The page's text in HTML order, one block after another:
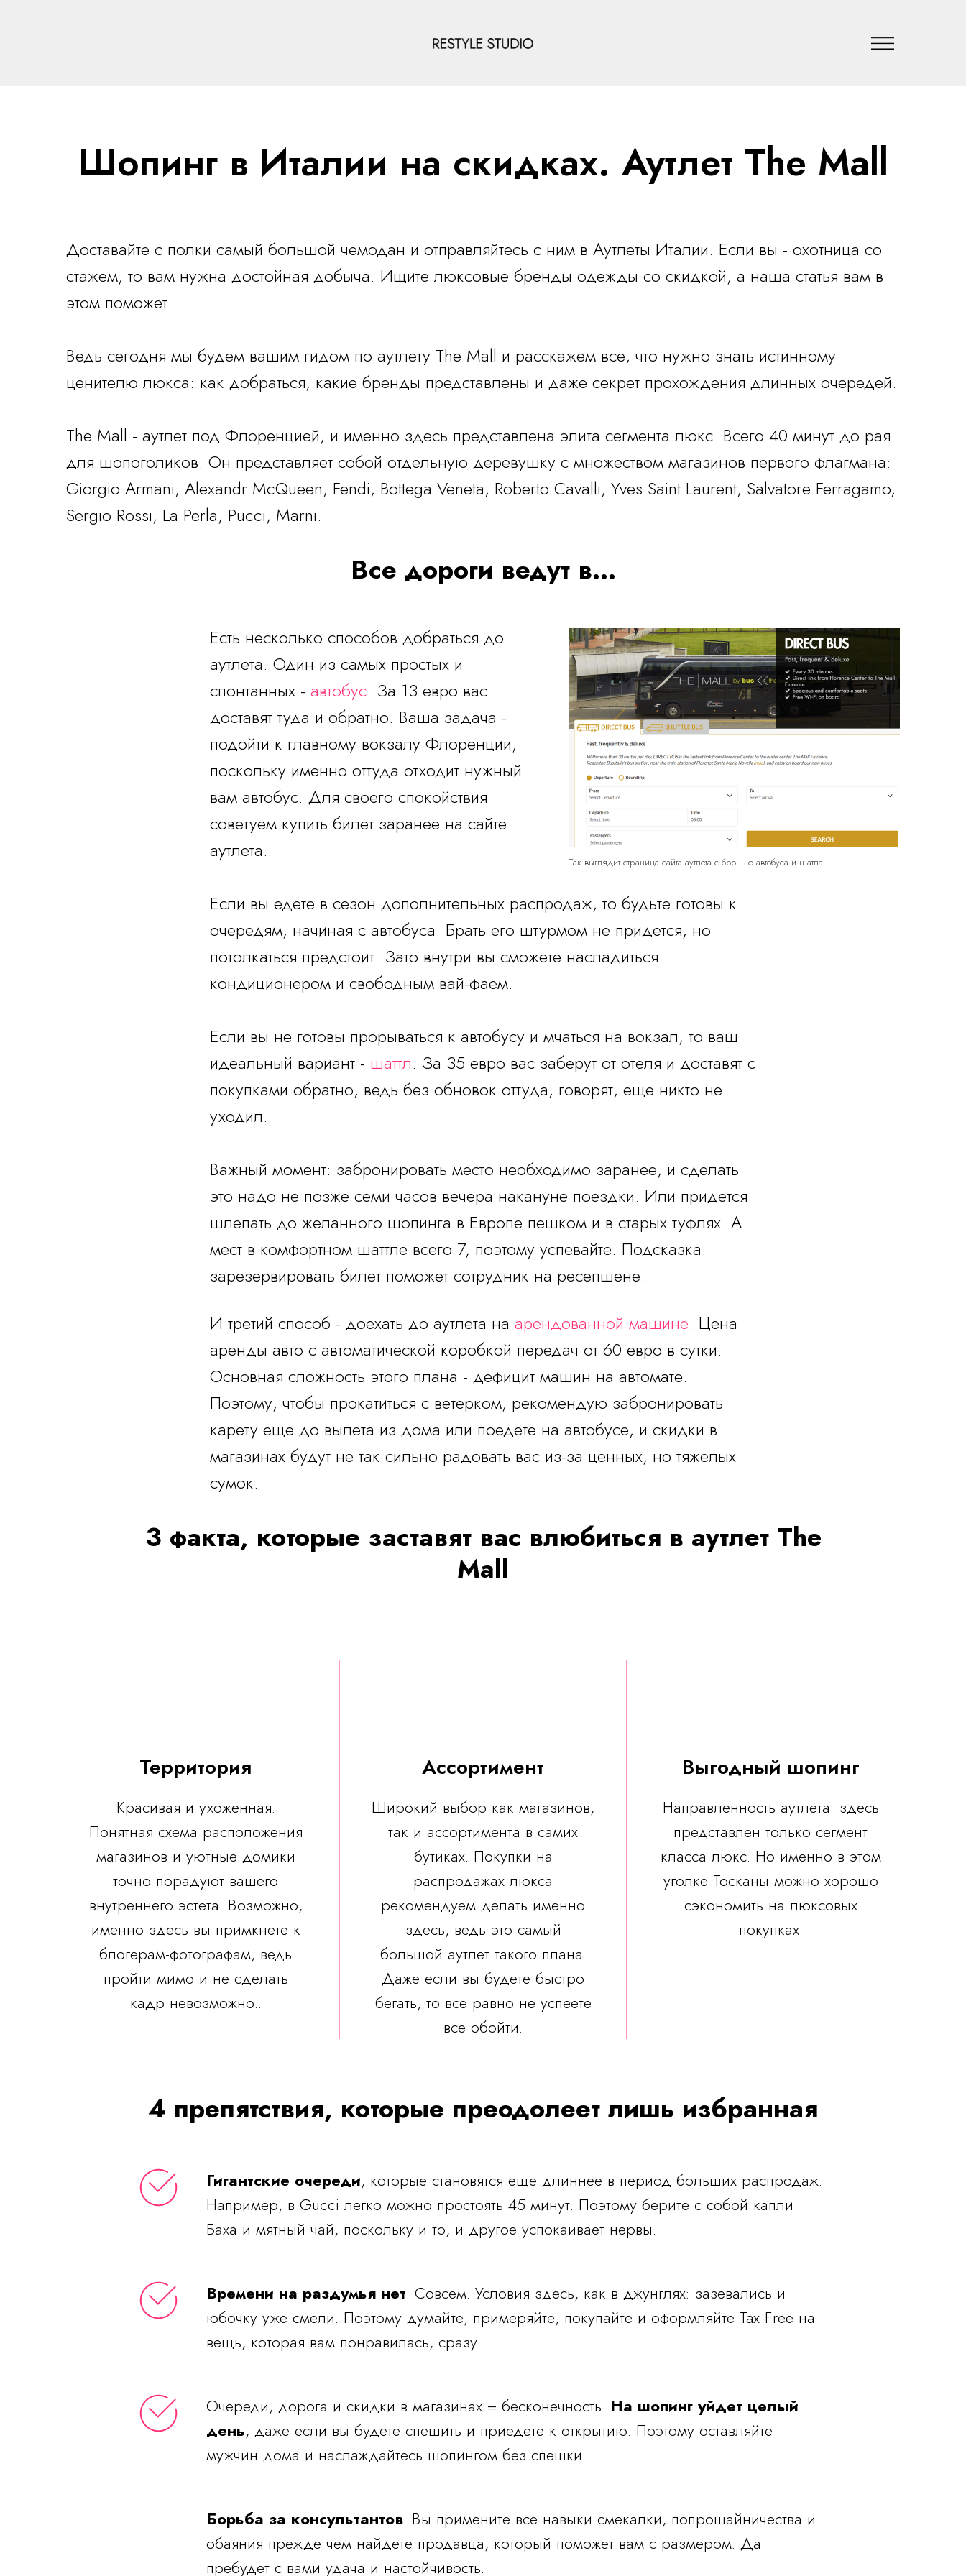
Шопинг в Италии на скидках. Аутлет The Mall
Доставайте с полки самый большой чемодан и отправляйтесь с ним в Аутлеты Италии. Если вы - охотница со
стажем, то вам нужна достойная добыча. Ищите люксовые бренды одежды со скидкой, а наша статья вам в
этом поможет.
Ведь сегодня мы будем вашим гидом по аутлету The Mall и расскажем все, что нужно знать истинному
ценителю люкса: как добраться, какие бренды представлены и даже секрет прохождения длинных очередей.
The Mall - аутлет под Флоренцией, и именно здесь представлена элита сегмента люкс. Всего 40 минут до рая
для шопоголиков. Он представляет собой отдельную деревушку с множеством магазинов первого флагмана:
Giorgio Armani, Alexandr McQueen, Fendi, Bottega Veneta, Roberto Cavalli, Yves Saint Laurent, Salvatore Ferragamo,
Sergio Rossi, La Perla, Pucci, Marni.
Все дороги ведут в...
Так выглядит страница сайта аутлета с бронью автобуса и шатла.
Есть несколько способов добраться до
аутлета. Один из самых простых и
спонтанных - автобус. За 13 евро вас
доставят туда и обратно. Ваша задача -
подойти к главному вокзалу Флоренции,
поскольку именно оттуда отходит нужный
вам автобус. Для своего спокойствия
советуем купить билет заранее на сайте
аутлета.
Если вы едете в сезон дополнительных распродаж, то будьте готовы к
очередям, начиная с автобуса. Брать его штурмом не придется, но
потолкаться предстоит. Зато внутри вы сможете насладиться
кондиционером и свободным вай-фаем.
Если вы не готовы прорываться к автобусу и мчаться на вокзал, то ваш
идеальный вариант - шаттл. За 35 евро вас заберут от отеля и доставят с
покупками обратно, ведь без обновок оттуда, говорят, еще никто не
уходил.
Важный момент: забронировать место необходимо заранее, и сделать
это надо не позже семи часов вечера накануне поездки. Или придется
шлепать до желанного шопинга в Европе пешком и в старых туфлях. А
мест в комфортном шаттле всего 7, поэтому успевайте. Подсказка:
зарезервировать билет поможет сотрудник на ресепшене.
И третий способ - доехать до аутлета на арендованной машине. Цена
аренды авто с автоматической коробкой передач от 60 евро в сутки.
Основная сложность этого плана - дефицит машин на автомате.
Поэтому, чтобы прокатиться с ветерком, рекомендую забронировать
карету еще до вылета из дома или поедете на автобусе, и скидки в
магазинах будут не так сильно радовать вас из-за ценных, но тяжелых
сумок.
3 факта, которые заставят вас влюбиться в аутлет The
Mall
Территория
Красивая и ухоженная.
Понятная схема расположения
магазинов и уютные домики
точно порадуют вашего
внутреннего эстета. Возможно,
именно здесь вы примкнете к
блогерам-фотографам, ведь
пройти мимо и не сделать
кадр невозможно..
Ассортимент
Широкий выбор как магазинов,
так и ассортимента в самих
бутиках. Покупки на
распродажах люкса
рекомендуем делать именно
здесь, ведь это самый
большой аутлет такого плана.
Даже если вы будете быстро
бегать, то все равно не успеете
все обойти.
Выгодный шопинг
Направленность аутлета: здесь
представлен только сегмент
класса люкс. Но именно в этом
уголке Тосканы можно хорошо
сэкономить на люксовых
покупках.
4 препятствия, которые преодолеет лишь избранная
Гигантские очереди, которые становятся еще длиннее в период больших распродаж.
Например, в Gucci легко можно простоять 45 минут. Поэтому берите с собой капли
Баха и мятный чай, поскольку и то, и другое успокаивает нервы.
Времени на раздумья нет. Совсем. Условия здесь, как в джунглях: зазевались и
юбочку уже смели. Поэтому думайте, примеряйте, покупайте и оформляйте Tax Free на
вещь, которая вам понравилась, сразу.
Очереди, дорога и скидки в магазинах = бесконечность. На шопинг уйдет целый
день, даже если вы будете спешить и приедете к открытию. Поэтому оставляйте
мужчин дома и наслаждайтесь шопингом без спешки.
Борьба за консультантов. Вы примените все навыки смекалки, попрошайничества и
обаяния прежде чем найдете продавца, который поможет вам с размером. Да
пребудет с вами удача и настойчивость.